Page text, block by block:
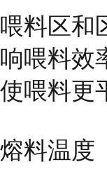
喂料区和
响喂料效
使喂料更
熔料温